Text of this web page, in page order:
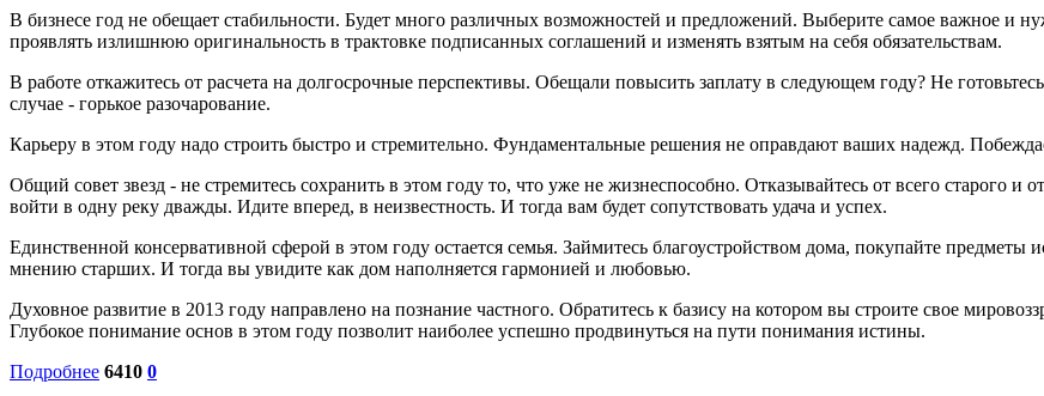
В бизнесе год не обещает стабильности. Будет много различных возможностей и предложений. Выберите самое важное и
проявлять излишнюю оригинальность в трактовке подписанных соглашений и изменять взятым на себя обязательствам.
В работе откажитесь от расчета на долгосрочные перспективы. Обещали повысить заплату в следующем году? Не
случае - горькое разочарование.
Карьеру в этом году надо строить быстро и стремительно. Фундаментальные решения не оправдают ваших надежд.
Общий совет звезд - не стремитесь сохранить в этом году то, что уже не жизнеспособно. Отказывайтесь от всего старого и
войти в одну реку дважды. Идите вперед, в неизвестность. И тогда вам будет сопутствовать удача и успех.
Единственной консервативной сферой в этом году остается семья. Займитесь благоустройством дома, покупайте
мнению старших. И тогда вы увидите как дом наполняется гармонией и любовью.
Духовное развитие в 2013 году направлено на познание частного. Обратитесь к базису на котором вы строите свое
Глубокое понимание основ в этом году позволит наиболее успешно продвинуться на пути понимания истины.
Подробнее 6410 0